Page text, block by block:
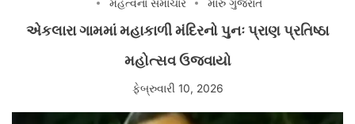
મહત્વના સમાચાર
મારું ગુજરાત
એકલારા ગામમાં મહાકાળી મંદિરનો પુનઃ પ્રાણ પ્રતિષ્ઠા
મહોત્સવ ઉજવાયો
ફેબ્રુવારી 10, 2026